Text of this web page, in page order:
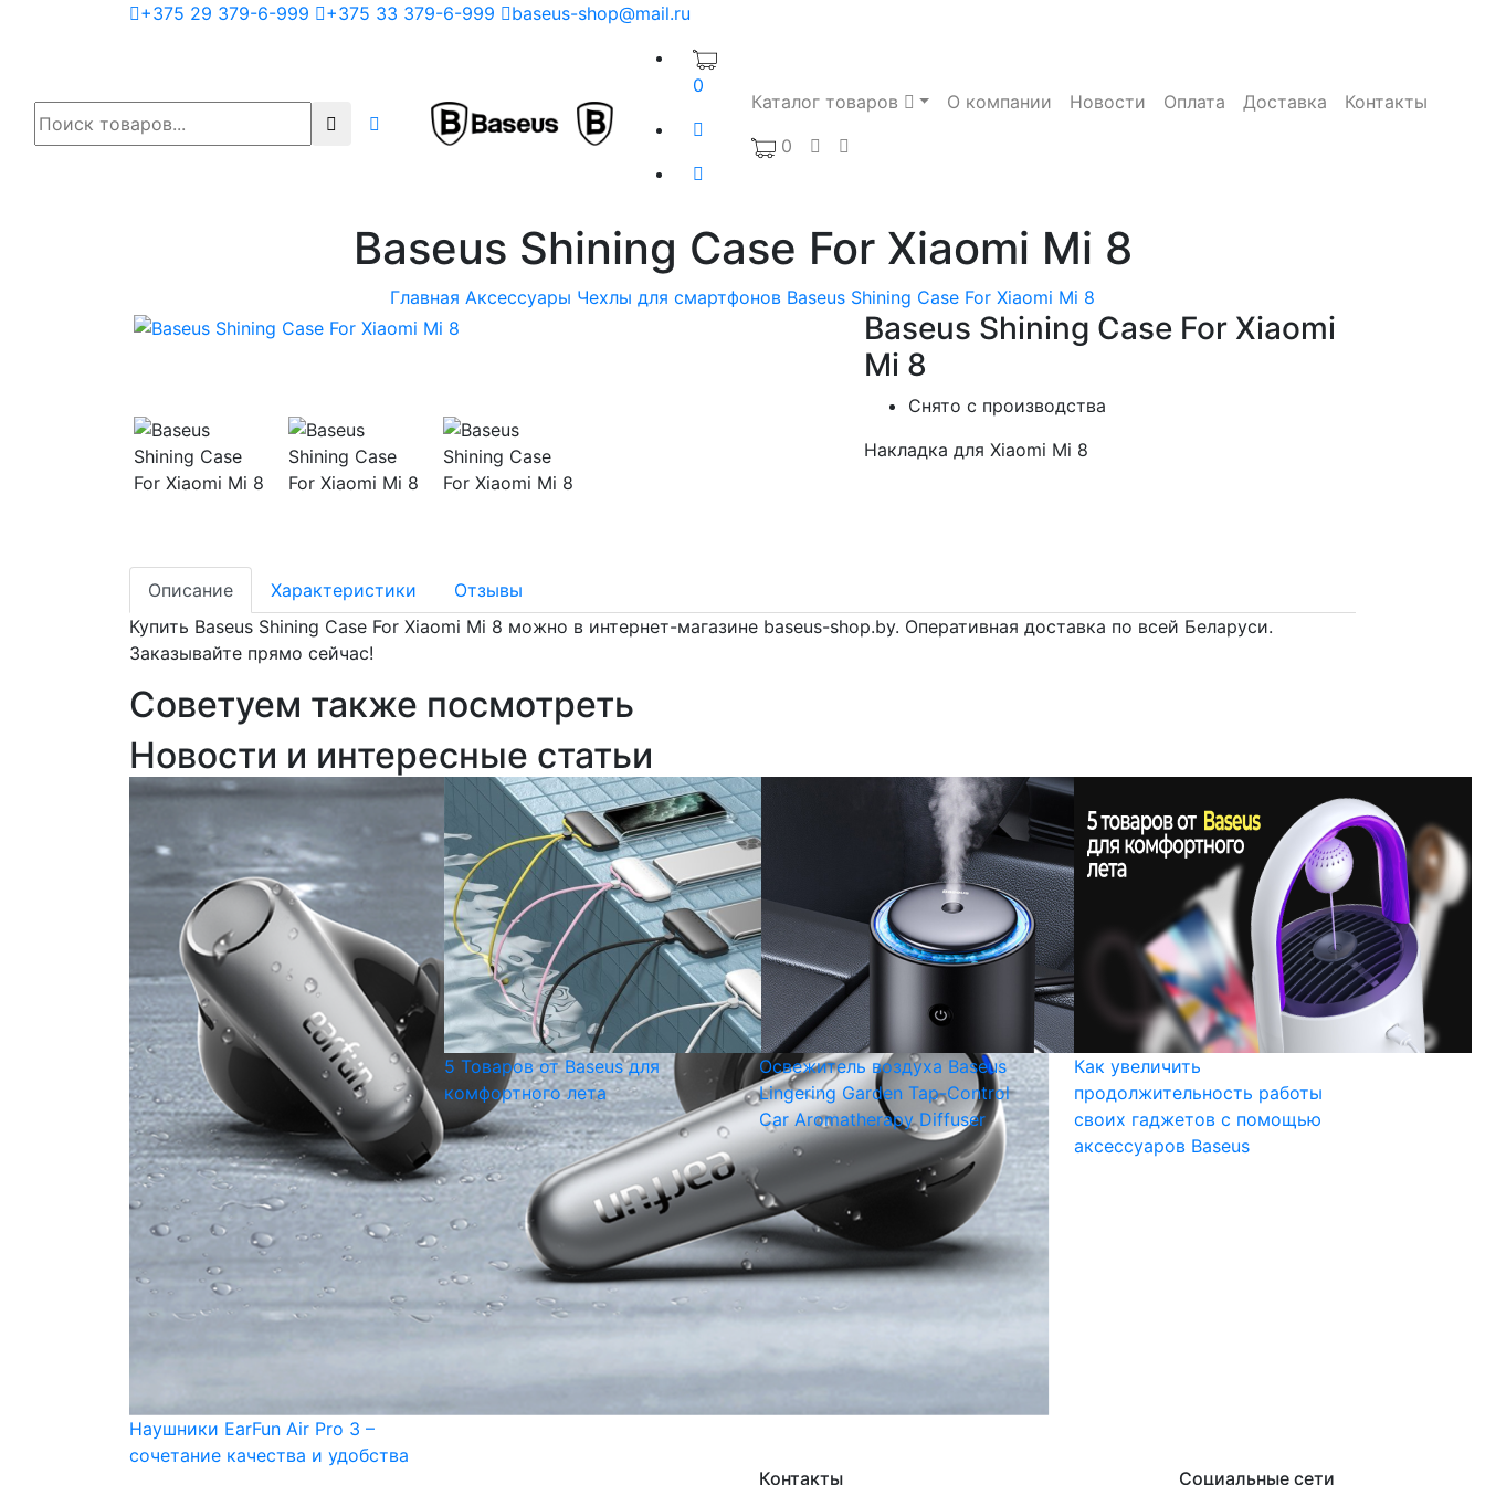
+375 29 379-6-999 +375 33 379-6-999 baseus-shop@mail.ru
0
Каталог товаров О компании Новости Оплата Доставка
Контакты
0
Baseus Shining Case For Xiaomi Mi 8
Главная Аксессуары Чехлы для смартфонов Baseus Shining Case For Xiaomi Mi 8
Baseus Shining Case For Xiaomi
Mi 8
Снято с производства
Накладка для Xiaomi Mi 8
Описание Характеристики
Отзывы
Купить Baseus Shining Case For Xiaomi Mi 8 можно в интернет-магазине baseus-shop.by. Оперативная доставка по всей Беларуси.
Заказывайте прямо сейчас!
Советуем также посмотреть
Новости и интересные статьи
Наушники EarFun Air Pro 3 –
сочетание качества и удобства
5 Товаров от Baseus для
комфортного лета
Освежитель воздуха Baseus
Lingering Garden Tap-Control
Car Aromatherapy Diffuser
Как увеличить
продолжительность работы
своих гаджетов с помощью
аксессуаров Baseus
Контакты Социальные сети